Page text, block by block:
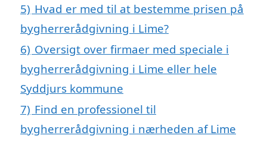
5) Hvad er med til at bestemme prisen på
bygherrerådgivning i Lime?
6) Oversigt over firmaer med speciale i
bygherrerådgivning i Lime eller hele
Syddjurs kommune
7) Find en professionel til
bygherrerådgivning i nærheden af Lime